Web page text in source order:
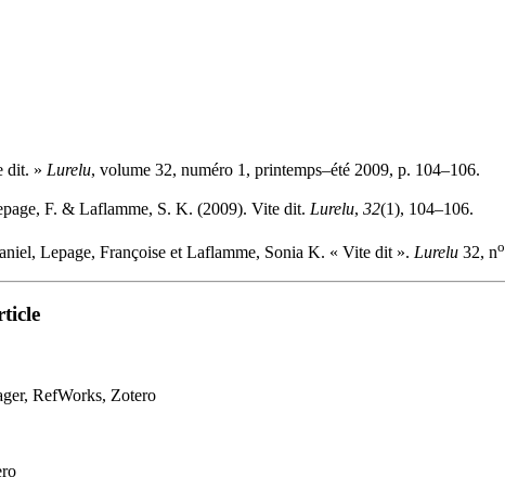
dit. » Lurelu, volume 32, numéro 1, printemps–été 2009, p. 104–106.
F. & Laflamme, S. K. (2009). Vite dit. Lurelu, 32(1), 104–106.
Lepage, Françoise et Laflamme, Sonia K. « Vite dit ». Lurelu 32, no
RefWorks, Zotero